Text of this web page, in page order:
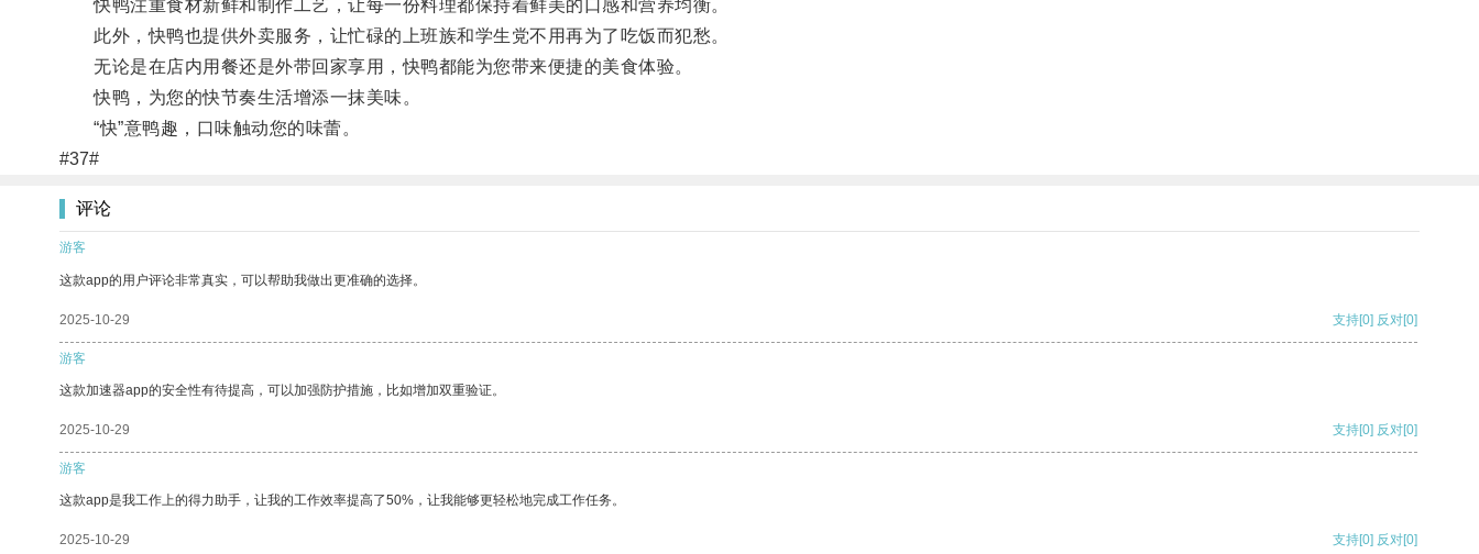
快鸭注重食材新鲜和制作工艺，让每一份料理都保持着鲜美的口感和营养均衡。
此外，快鸭也提供外卖服务，让忙碌的上班族和学生党不用再为了吃饭而犯愁。
无论是在店内用餐还是外带回家享用，快鸭都能为您带来便捷的美食体验。
快鸭，为您的快节奏生活增添一抹美味。
“快”意鸭趣，口味触动您的味蕾。
#37#
评论
游客
这款app的用户评论非常真实，可以帮助我做出更准确的选择。
2025-10-29 支持[0] 反对[0]
游客
这款加速器app的安全性有待提高，可以加强防护措施，比如增加双重验证。
2025-10-29 支持[0] 反对[0]
游客
这款app是我工作上的得力助手，让我的工作效率提高了50%，让我能够更轻松地完成工作任务。
2025-10-29 支持[0] 反对[0]